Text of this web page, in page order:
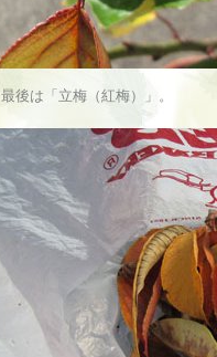
最後は「立梅（紅梅）」。